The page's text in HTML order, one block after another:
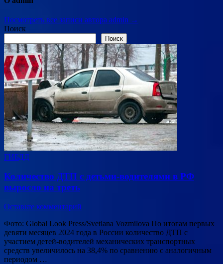
Посмотреть все записи автора admin →
Поиск
Поиск
ГИБДД
Количество ДТП с детьми-водителями в РФ
выросло на треть
Оставьте комментарий
Фото: Global Look Press/Svetlana Vozmilova По итогам первых
девяти месяцев 2024 года в России количество ДТП с
участием детей-водителей механических транспортных
средств увеличилось на 38,4% по сравнению с аналогичным
периодом …